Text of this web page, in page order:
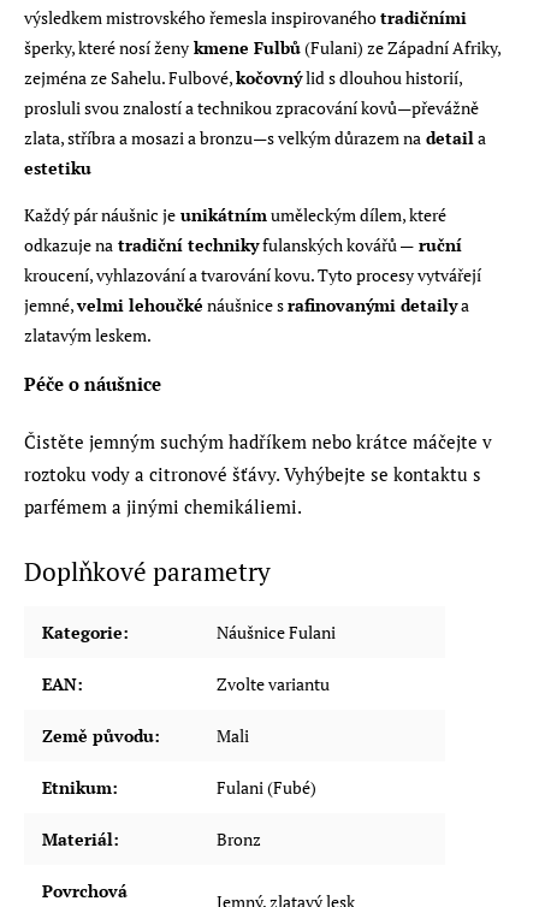
výsledkem mistrovského řemesla inspirovanéhotradičními
šperky, které nosí ženy kmene Fulbů(Fulani) ze Západní Afriky,
zejména ze Sahelu. Fulbové,kočovnýlid s dlouhou historií,
prosluli svou znalostí a technikou zpracování kovů—převážně
zlata, stříbra a mosazi a bronzu—s velkým důrazem na detail a
estetiku
Každý pár náušnic je unikátnímuměleckým dílem, které
odkazuje na tradiční technikyfulanských kovářů — ruční
kroucení, vyhlazování a tvarování kovu. Tyto procesy vytvářejí
jemné,velmi lehoučké náušnice srafinovanými detailya
zlatavým leskem.
Péče o náušnice
Čistěte jemným suchým hadříkem nebo krátce máčejte v
roztoku vody a citronové šťávy. Vyhýbejte se kontaktu s
parfémem a jinými chemikáliemi.
Doplňkové parametry
Kategorie: Náušnice Fulani
EAN: Zvolte variantu
Země původu: Mali
Etnikum: Fulani (Fubé)
Materiál: Bronz
Povrchová
Jemný, zlatavý lesk